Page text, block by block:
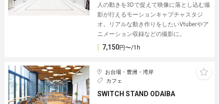
人の動きを3Dで捉えて映像に落とし込む撮
影が行えるモーションキャプチャスタジ
オ。リアルな動き作りをしたいVtuberやア
ニメーション収録などの撮影に。
7,150円〜/1h
お台場・豊洲・湾岸
カフェ
SWITCH STAND ODAIBA